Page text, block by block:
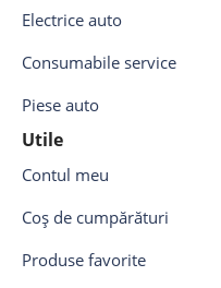
Electrice auto
Consumabile service
Piese auto
Utile
Contul meu
Coș de cumpărături
Produse favorite